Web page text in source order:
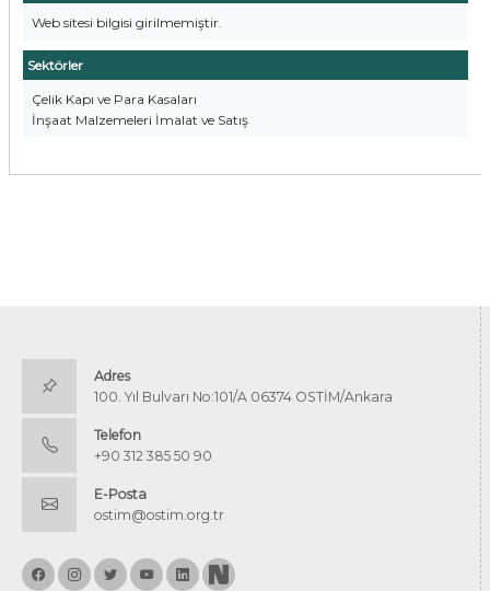
Web sitesi bilgisi girilmemiştir.
Sektörler
Çelik Kapı ve Para Kasaları
İnşaat Malzemeleri İmalat ve Satış
Adres
100. Yıl Bulvarı No:101/A 06374 OSTİM/Ankara
Telefon
+90 312 385 50 90
E-Posta
ostim@ostim.org.tr